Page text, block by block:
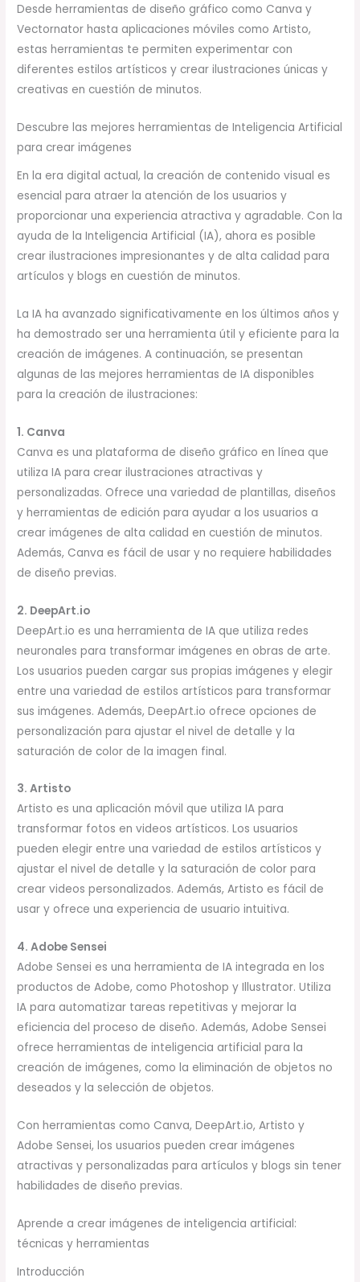
Desde herramientas de diseño gráfico como Canva y
Vectornator hasta aplicaciones móviles como Artisto,
estas herramientas te permiten experimentar con
diferentes estilos artísticos y crear ilustraciones únicas y
creativas en cuestión de minutos.
Descubre las mejores herramientas de Inteligencia Artificial
para crear imágenes
En la era digital actual, la creación de contenido visual es
esencial para atraer la atención de los usuarios y
proporcionar una experiencia atractiva y agradable. Con la
ayuda de la Inteligencia Artificial (IA), ahora es posible
crear ilustraciones impresionantes y de alta calidad para
artículos y blogs en cuestión de minutos.
La IA ha avanzado significativamente en los últimos años y
ha demostrado ser una herramienta útil y eficiente para la
creación de imágenes. A continuación, se presentan
algunas de las mejores herramientas de IA disponibles
para la creación de ilustraciones:
1. Canva
Canva es una plataforma de diseño gráfico en línea que
utiliza IA para crear ilustraciones atractivas y
personalizadas. Ofrece una variedad de plantillas, diseños
y herramientas de edición para ayudar a los usuarios a
crear imágenes de alta calidad en cuestión de minutos.
Además, Canva es fácil de usar y no requiere habilidades
de diseño previas.
2. DeepArt.io
DeepArt.io es una herramienta de IA que utiliza redes
neuronales para transformar imágenes en obras de arte.
Los usuarios pueden cargar sus propias imágenes y elegir
entre una variedad de estilos artísticos para transformar
sus imágenes. Además, DeepArt.io ofrece opciones de
personalización para ajustar el nivel de detalle y la
saturación de color de la imagen final.
3. Artisto
Artisto es una aplicación móvil que utiliza IA para
transformar fotos en videos artísticos. Los usuarios
pueden elegir entre una variedad de estilos artísticos y
ajustar el nivel de detalle y la saturación de color para
crear videos personalizados. Además, Artisto es fácil de
usar y ofrece una experiencia de usuario intuitiva.
4. Adobe Sensei
Adobe Sensei es una herramienta de IA integrada en los
productos de Adobe, como Photoshop y Illustrator. Utiliza
IA para automatizar tareas repetitivas y mejorar la
eficiencia del proceso de diseño. Además, Adobe Sensei
ofrece herramientas de inteligencia artificial para la
creación de imágenes, como la eliminación de objetos no
deseados y la selección de objetos.
Con herramientas como Canva, DeepArt.io, Artisto y
Adobe Sensei, los usuarios pueden crear imágenes
atractivas y personalizadas para artículos y blogs sin tener
habilidades de diseño previas.
Aprende a crear imágenes de inteligencia artificial:
técnicas y herramientas
Introducción